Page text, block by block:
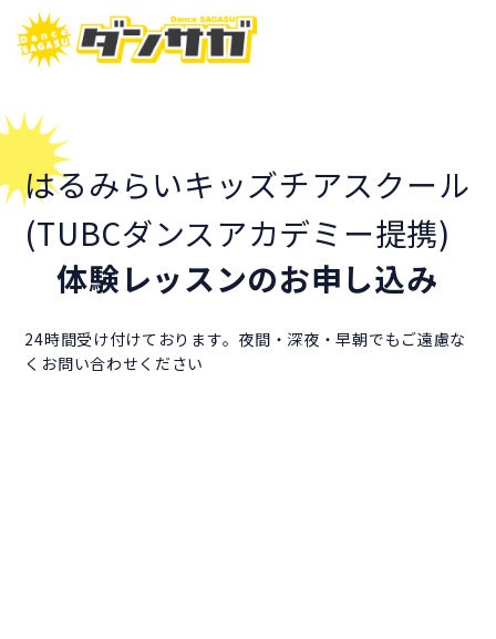
はるみらいキッズチアスクール
(TUBCダンスアカデミー提携)
体験レッスンのお申し込み
24時間受け付けております。夜間・深夜・早朝でもご遠慮な
くお問い合わせください